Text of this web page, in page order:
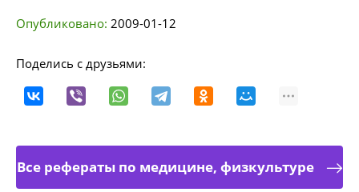
Опубликовано: 2009-01-12
Поделись с друзьями:
Все рефераты по медицине, физкультуре